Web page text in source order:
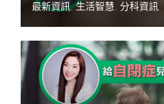
最新資訊,生活智慧 分科資訊